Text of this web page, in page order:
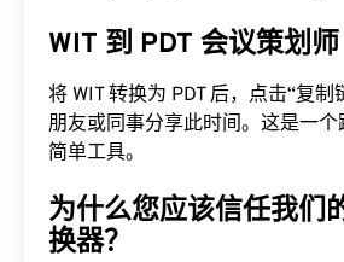
WIT 到 PDT 会议策划师
将 WIT 转换为 PDT 后，点击“复制
朋友或同事分享此时间。这是一
简单工具。
为什么您应该信任我们
换器？